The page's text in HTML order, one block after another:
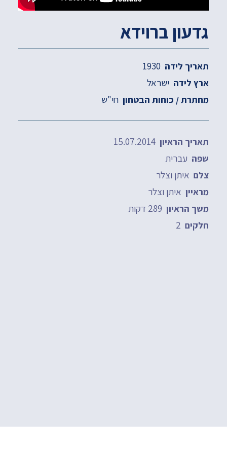
גדעון ברוידא
תאריך לידה
ארץ לידה ישראל
מחתרת / כוחות הבטחון חי"ש
תאריך הראיון 15.07.2014
שפה עברית
צלם איתן וצלר
מראיין איתן וצלר
משך הראיון
חלקים